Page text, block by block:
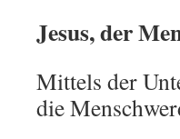
Jesus, der
Mittels der
die